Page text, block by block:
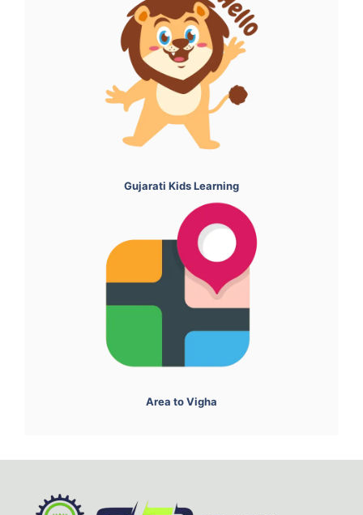
Gujarati Kids Learning
Area to Vigha